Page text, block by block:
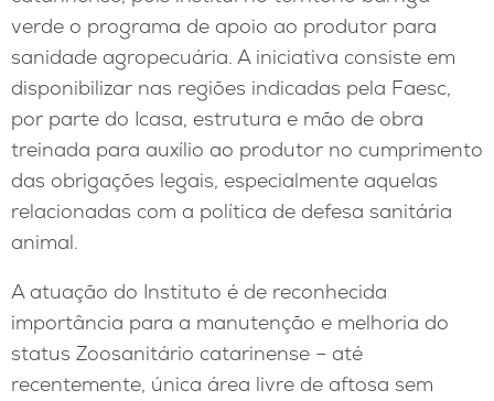
verde o programa de apoio ao produtor para
sanidade agropecuária. A iniciativa consiste em
disponibilizar nas regiões indicadas pela Faesc,
por parte do Icasa, estrutura e mão de obra
treinada para auxílio ao produtor no cumprimento
das obrigações legais, especialmente aquelas
relacionadas com a política de defesa sanitária
animal.
A atuação do Instituto é de reconhecida
importância para a manutenção e melhoria do
status Zoosanitário catarinense – até
recentemente, única área livre de aftosa sem